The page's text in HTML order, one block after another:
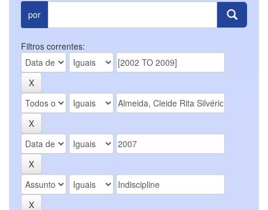
por
Filtros correntes: